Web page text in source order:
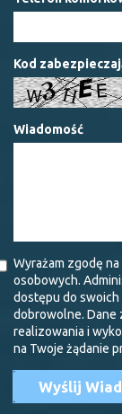
Kod
Wiadomość
Wyrażam zgodę
osobowych.
dostępu do swoich
dobrowolne. Dane
realizowania i
na Twoje żądanie